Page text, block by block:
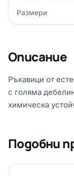
Размери
Описание
Ръкавици от
с голяма
химическа
Подобни